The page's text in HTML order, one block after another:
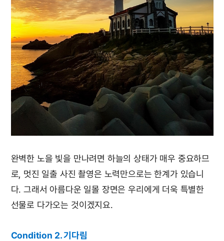
완벽한 노을 빛을 만나려면 하늘의 상태가 매우 중요하므
로, 멋진 일출 사진 촬영은 노력만으로는 한계가 있습니
다. 그래서 아름다운 일몰 장면은 우리에게 더욱 특별한
선물로 다가오는 것이겠지요.
Condition 2. 기다림